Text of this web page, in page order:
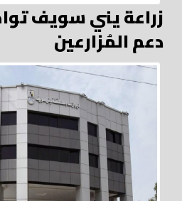
زراعة يني سويف
دعم المُزارعين